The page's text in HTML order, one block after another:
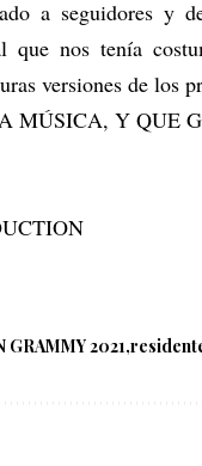
a seguidores y
nos tenía
versiones de los
MÚSICA, Y QUE
GRAMMY 2021